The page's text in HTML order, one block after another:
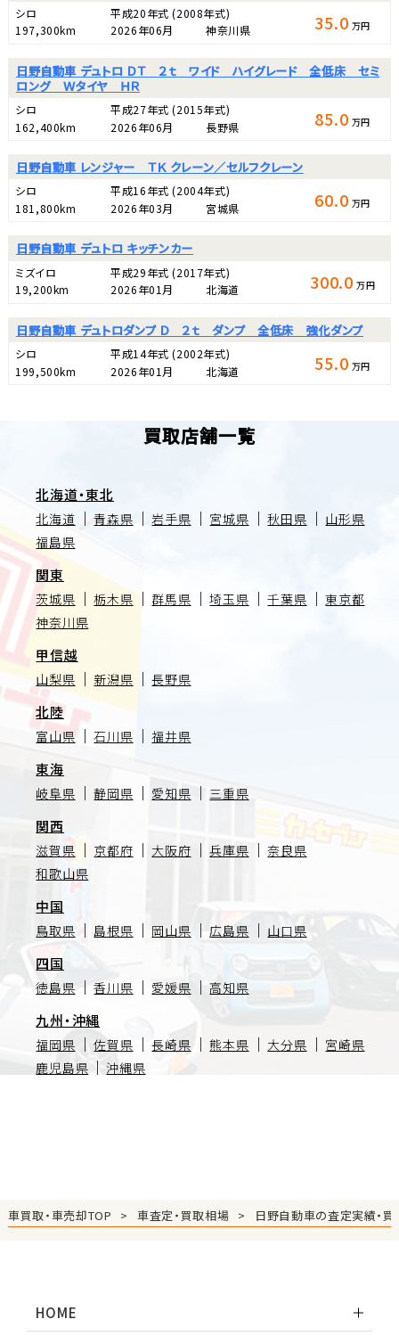
シロ 平成20年式(2008年式)
197,300km
2026年06月 神奈川県 35.0 万円
日野自動車 デュトロ ＤＴ ２ｔ ワイド ハイグレード 全低床 セミ
ロング Ｗタイヤ ＨＲ
シロ 平成27年式(2015年式)
162,400km
2026年06月 長野県 85.0 万円
日野自動車 レンジャー ＴＫ クレーン／セルフクレーン
シロ 平成16年式(2004年式)
181,800km
2026年03月 宮城県 60.0 万円
日野自動車 デュトロ キッチンカー
ミズイロ 平成29年式(2017年式)
19,200km
2026年01月 北海道 300.0 万円
日野自動車 デュトロダンプ Ｄ ２ｔ ダンプ 全低床 強化ダンプ
シロ 平成14年式(2002年式)
199,500km
2026年01月 北海道 55.0 万円
買取店舗一覧
北海道・東北
北海道 青森県 岩手県 宮城県 秋田県
山形県
福島県
関東
茨城県 栃木県 群馬県 埼玉県 千葉県
東京都
神奈川県
甲信越
山梨県 新潟県 長野県
北陸
富山県 石川県 福井県
東海
岐阜県 静岡県 愛知県 三重県
関西
滋賀県 京都府 大阪府 兵庫県
奈良県
和歌山県
中国
鳥取県 島根県 岡山県 広島県 山口県
四国
徳島県 香川県 愛媛県 高知県
九州・沖縄
福岡県 佐賀県 長崎県 熊本県 大分県
宮崎県
鹿児島県
沖縄県
車買取・車売却TOP 車査定・買取相場 日野自動車の査定実績・
HOME